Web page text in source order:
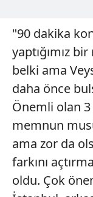
"90 dakika
yaptığımız
belki ama
daha önce
Önemli olan
memnun
ama zor da
farkını
oldu. Çok